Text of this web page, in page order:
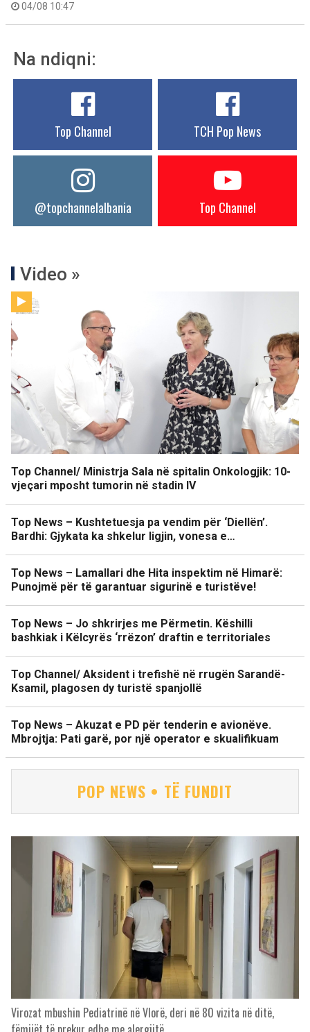
04/08 10:47
Na ndiqni:
Top Channel TCH Pop News
@topchannelalbania Top Channel
Video »
Top Channel/ Ministrja Sala në spitalin Onkologjik: 10-
vjeçari mposht tumorin në stadin IV
Top News – Kushtetuesja pa vendim për ‘Diellën’.
Bardhi: Gjykata ka shkelur ligjin, vonesa e…
Top News – Lamallari dhe Hita inspektim në Himarë:
Punojmë për të garantuar sigurinë e turistëve!
Top News – Jo shkrirjes me Përmetin. Këshilli
bashkiak i Këlcyrës ‘rrëzon’ draftin e territoriales
Top Channel/ Aksident i trefishë në rrugën Sarandë-
Ksamil, plagosen dy turistë spanjollë
Top News – Akuzat e PD për tenderin e avionëve.
Mbrojtja: Pati garë, por një operator e skualifikuam
POP NEWS • TË FUNDIT
Virozat mbushin Pediatrinë në Vlorë, deri në 80 vizita në ditë,